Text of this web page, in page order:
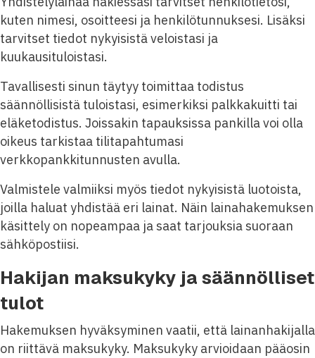
kuten nimesi, osoitteesi ja henkilötunnuksesi. Lisäksi
tarvitset tiedot nykyisistä veloistasi ja
kuukausituloistasi.
Tavallisesti sinun täytyy toimittaa todistus
säännöllisistä tuloistasi, esimerkiksi palkkakuitti tai
eläketodistus. Joissakin tapauksissa pankilla voi olla
oikeus tarkistaa tilitapahtumasi
verkkopankkitunnusten avulla.
Valmistele valmiiksi myös tiedot nykyisistä luotoista,
joilla haluat yhdistää eri lainat. Näin lainahakemuksen
käsittely on nopeampaa ja saat tarjouksia suoraan
sähköpostiisi.
Hakijan maksukyky ja säännölliset
tulot
Hakemuksen hyväksyminen vaatii, että lainanhakijalla
on riittävä maksukyky. Maksukyky arvioidaan pääosin